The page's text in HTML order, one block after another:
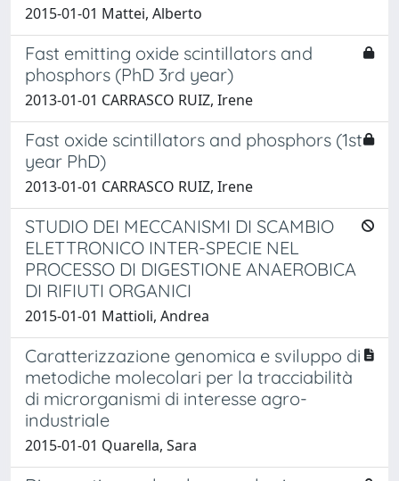
2015-01-01 Mattei, Alberto
Fast emitting oxide scintillators and
phosphors (PhD 3rd year)
2013-01-01 CARRASCO RUIZ, Irene
Fast oxide scintillators and phosphors (1st
year PhD)
2013-01-01 CARRASCO RUIZ, Irene
STUDIO DEI MECCANISMI DI SCAMBIO
ELETTRONICO INTER-SPECIE NEL
PROCESSO DI DIGESTIONE ANAEROBICA
DI RIFIUTI ORGANICI
2015-01-01 Mattioli, Andrea
Caratterizzazione genomica e sviluppo di
metodiche molecolari per la tracciabilità
di microrganismi di interesse agro-
industriale
2015-01-01 Quarella, Sara